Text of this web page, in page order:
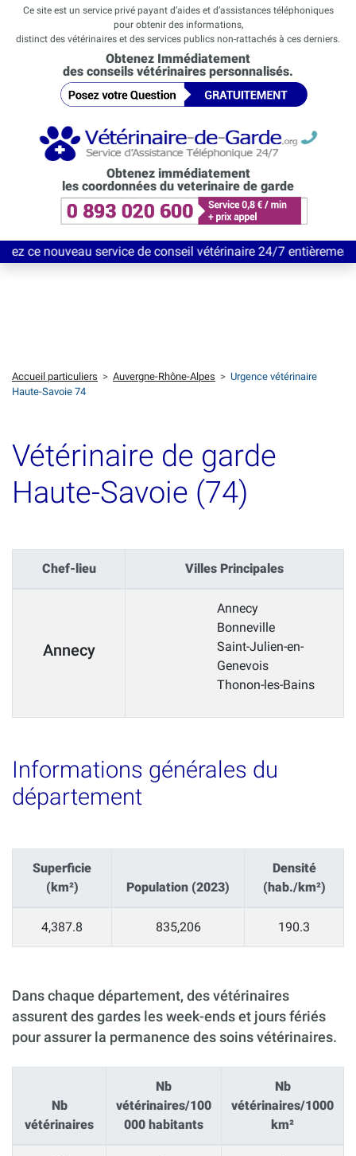
Ce site est un service privé payant d’aides et d’assistances téléphoniques
pour obtenir des informations,
distinct des vétérinaires et des services publics non-rattachés à ces derniers.
Obtenez Immédiatement
des conseils vétérinaires personnalisés.
Obtenez immédiatement
les coordonnées du veterinaire de garde
service de conseil vétérinaire 24/7 entièrement Gratuit
Accueil particuliers > Auvergne-Rhône-Alpes > Urgence vétérinaire
Haute-Savoie 74
Vétérinaire de garde
Haute-Savoie (74)
Chef-lieu Villes Principales
Annecy
Annecy
Bonneville
Saint-Julien-en-
Genevois
Thonon-les-Bains
Informations générales du
département
Superficie
(km²)
Population (2023)
Densité
(hab./km²)
4,387.8 835,206 190.3
Dans chaque département, des vétérinaires
assurent des gardes les week-ends et jours fériés
pour assurer la permanence des soins vétérinaires.
Nb
vétérinaires
Nb
vétérinaires/100
000 habitants
Nb
vétérinaires/1000
km²